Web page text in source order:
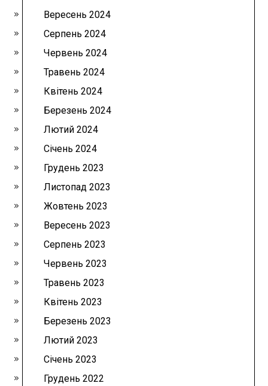
Вересень 2024
Серпень 2024
Червень 2024
Травень 2024
Квітень 2024
Березень 2024
Лютий 2024
Січень 2024
Грудень 2023
Листопад 2023
Жовтень 2023
Вересень 2023
Серпень 2023
Червень 2023
Травень 2023
Квітень 2023
Березень 2023
Лютий 2023
Січень 2023
Грудень 2022